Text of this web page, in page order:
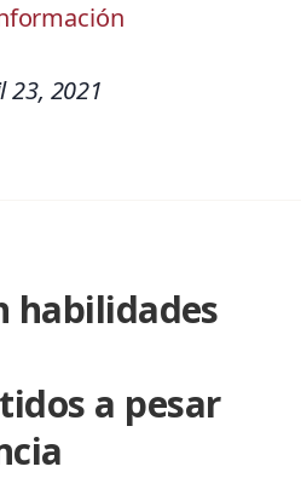
23, 2021
habilidades
a pesar